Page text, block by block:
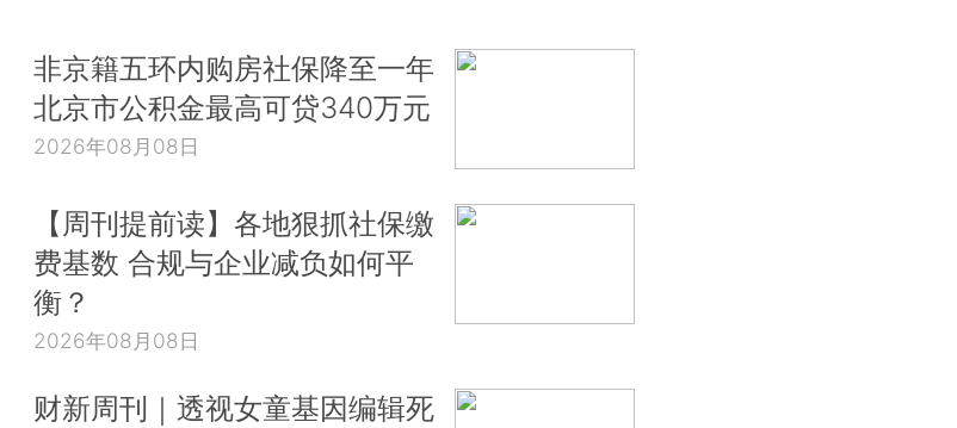
非京籍五环内购房社保降至一年
北京市公积金最高可贷340万元
2026年08月08日
【周刊提前读】各地狠抓社保缴
费基数 合规与企业减负如何平
衡？
2026年08月08日
财新周刊｜透视女童基因编辑死